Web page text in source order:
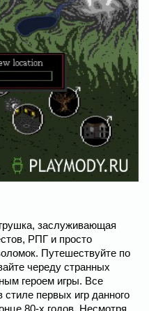
заслуживающая
РПГ и просто
Путешествуйте по
череду странных
героем игры. Все
первых игр данного
80-х годов. Несмотря